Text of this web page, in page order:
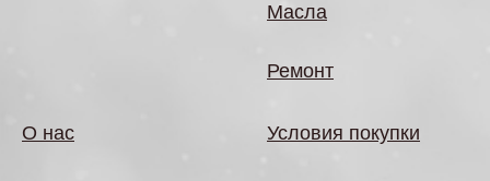
Масла
Ремонт
О нас Условия покупки